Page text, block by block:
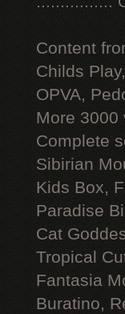
Content
Childs
OPVA,
More 3000
Complete
Sibirian
Kids Box,
Paradise
Cat
Tropical
Fantasia
Buratino,